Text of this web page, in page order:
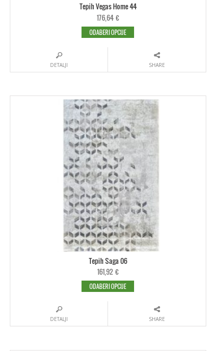
Tepih Vegas Home 44
176,64 €
ODABERI OPCIJE
DETALJI SHARE
Tepih Saga 06
161,92 €
ODABERI OPCIJE
DETALJI SHARE